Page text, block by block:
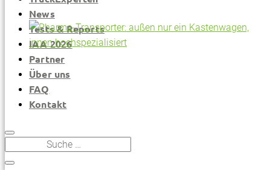
News
Tests & Reports
IAA 2026
Partner
Über uns
FAQ
Kontakt